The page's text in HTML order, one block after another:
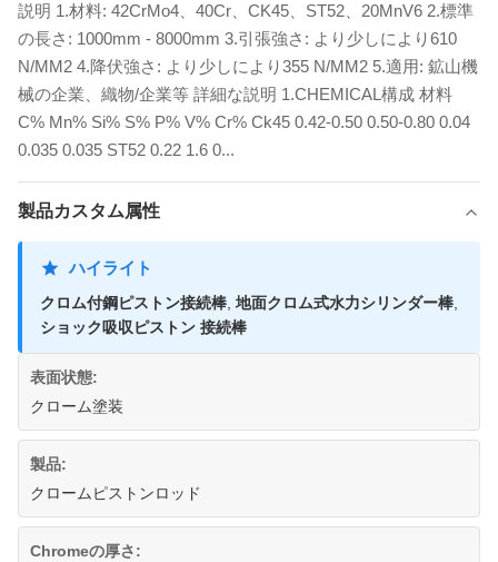
説明 1.材料: 42CrMo4、40Cr、CK45、ST52、20MnV6 2.標準
の長さ: 1000mm - 8000mm 3.引張強さ: より少しにより610
N/MM2 4.降伏強さ: より少しにより355 N/MM2 5.適用: 鉱山機
械の企業、織物/企業等 詳細な説明 1.CHEMICAL構成 材料
C% Mn% Si% S% P% V% Cr% Ck45 0.42-0.50 0.50-0.80 0.04
0.035 0.035 ST52 0.22 1.6 0...
製品カスタム属性
ハイライト
クロム付鋼ピストン接続棒, 地面クロム式水力シリンダー棒,
ショック吸収ピストン 接続棒
表面状態:
クローム塗装
製品:
クロームピストンロッド
Chromeの厚さ: